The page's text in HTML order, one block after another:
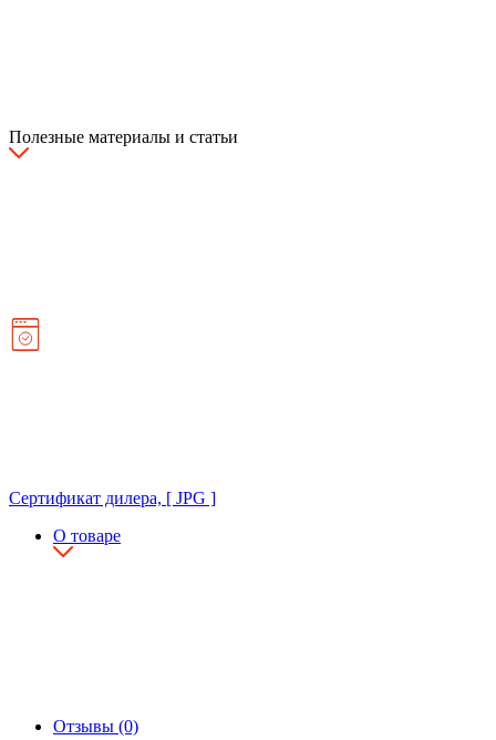
Полезные материалы и статьи
Сертификат дилера, [ JPG ]
О товаре
Отзывы (0)